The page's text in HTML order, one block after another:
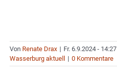
Von Renate Drax | Fr. 6.9.2024 - 14:27
Wasserburg aktuell
| 0 Kommentare